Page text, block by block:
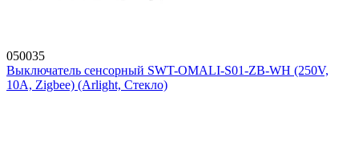
050035
Выключатель сенсорный SWT-OMALI-S01-ZB-WH (250V,
10A, Zigbee) (Arlight, Стекло)